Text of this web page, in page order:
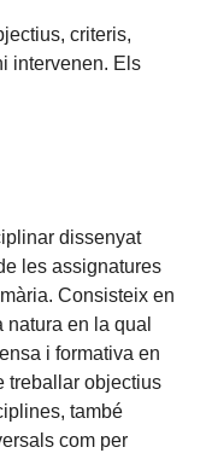
criteris,
intervenen. Els
dissenyat
les assignatures
Consisteix en
en la qual
i formativa en
treballar objectius
també
com per